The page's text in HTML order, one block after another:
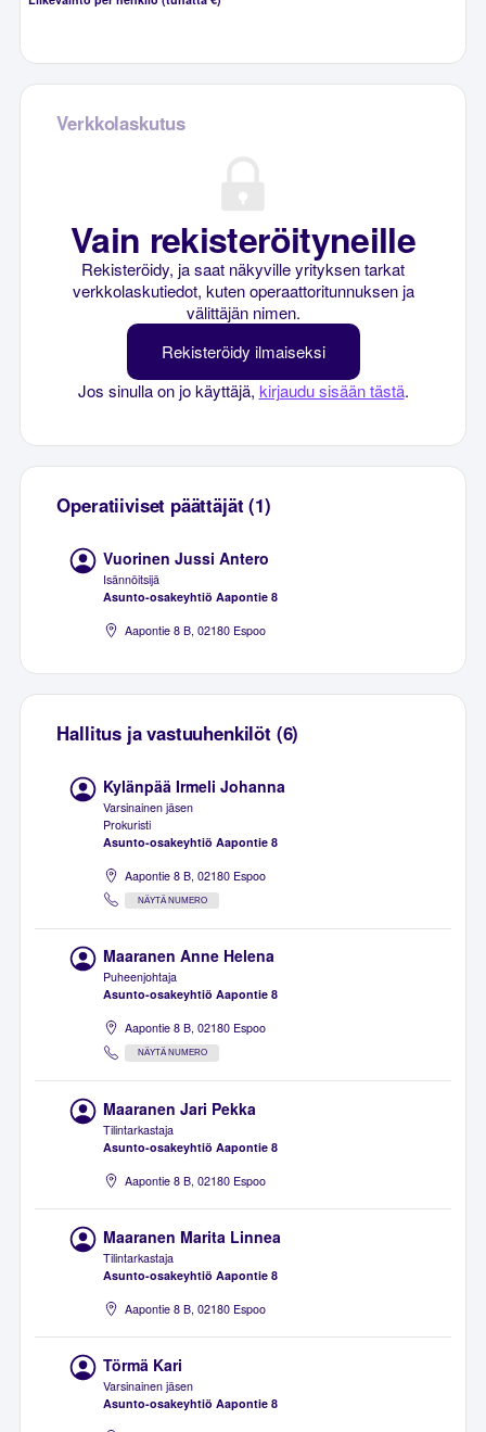
Verkkolaskutus
Vain rekisteröityneille
Rekisteröidy, ja saat näkyville yrityksen tarkat
verkkolaskutiedot, kuten operaattoritunnuksen ja
välittäjän nimen.
Rekisteröidy ilmaiseksi
Jos sinulla on jo käyttäjä, kirjaudu sisään tästä.
Operatiiviset päättäjät (1)
Vuorinen Jussi Antero
Isännöitsijä
Asunto-osakeyhtiö Aapontie 8
Aapontie 8 B, 02180 Espoo
Hallitus ja vastuuhenkilöt (6)
Kylänpää Irmeli Johanna
Varsinainen jäsen
Prokuristi
Asunto-osakeyhtiö Aapontie 8
Aapontie 8 B, 02180 Espoo
NÄYTÄ NUMERO
Maaranen Anne Helena
Puheenjohtaja
Asunto-osakeyhtiö Aapontie 8
Aapontie 8 B, 02180 Espoo
NÄYTÄ NUMERO
Maaranen Jari Pekka
Tilintarkastaja
Asunto-osakeyhtiö Aapontie 8
Aapontie 8 B, 02180 Espoo
Maaranen Marita Linnea
Tilintarkastaja
Asunto-osakeyhtiö Aapontie 8
Aapontie 8 B, 02180 Espoo
Törmä Kari
Varsinainen jäsen
Asunto-osakeyhtiö Aapontie 8